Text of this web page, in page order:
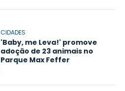
CIDADES
'Baby, me Leva!' promove
adoção de 23 animais no
Parque Max Feffer